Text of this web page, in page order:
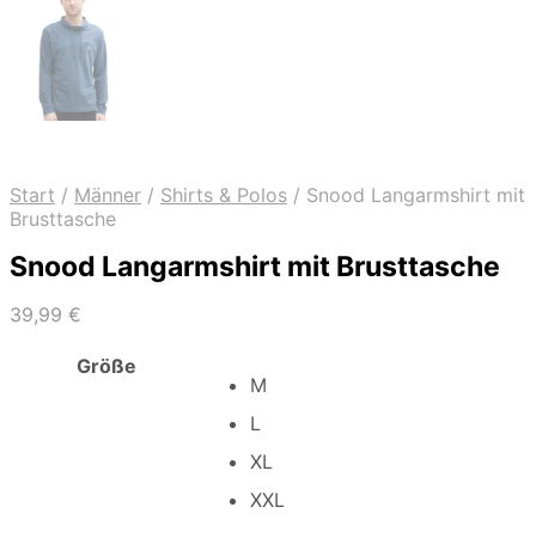
Start / Männer / Shirts & Polos / Snood Langarmshirt mit
Brusttasche
Snood Langarmshirt mit Brusttasche
39,99 €
Größe
M
L
XL
XXL